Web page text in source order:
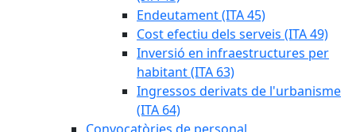
Endeutament (ITA 45)
Cost efectiu dels serveis (ITA 49)
Inversió en infraestructures per
habitant (ITA 63)
Ingressos derivats de l'urbanisme
(ITA 64)